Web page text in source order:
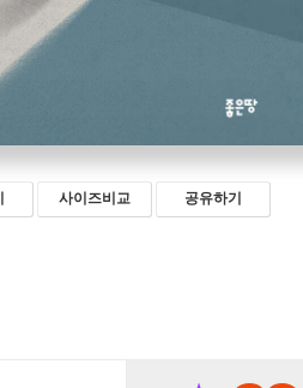
사이즈비교 공유하기